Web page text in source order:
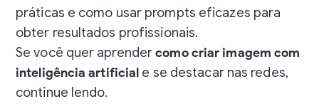
práticas e como usar prompts eficazes para
obter resultados profissionais.
Se você quer aprendercomo criar imagem com
inteligência artificial e se destacar nas redes,
continue lendo.